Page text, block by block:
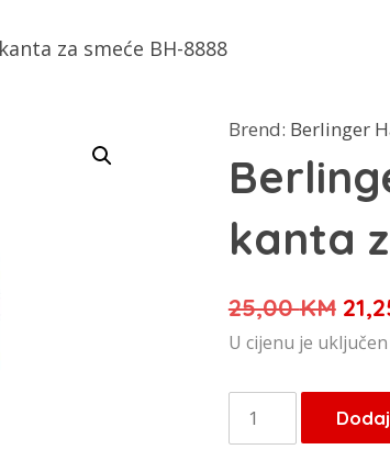
za smeće BH-8888
Brend: Berlinger
kanta
25,00KM
je:
U cijenu je uključen
Berlinger
Haus